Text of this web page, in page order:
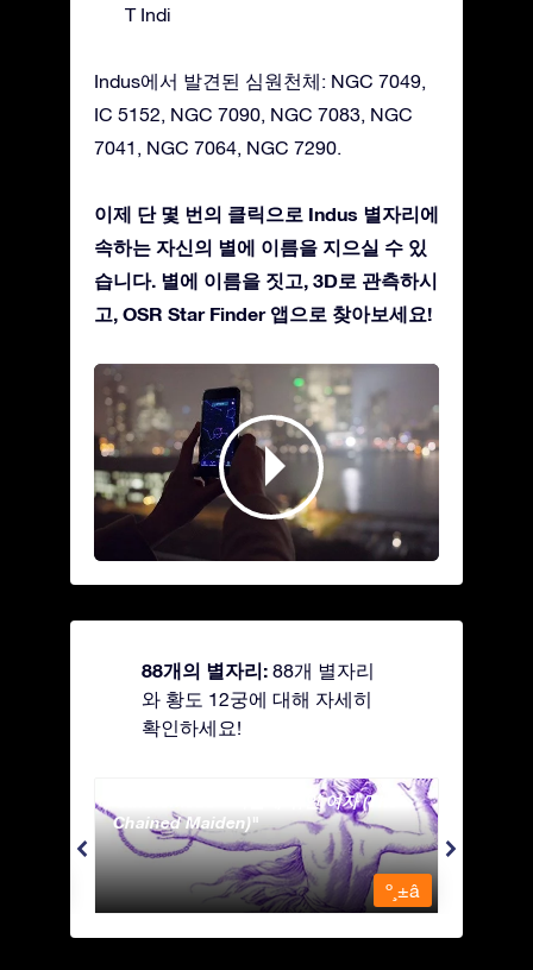
T Indi
Indus에서 발견된 심원천체: NGC 7049,
IC 5152, NGC 7090, NGC 7083, NGC
7041, NGC 7064, NGC 7290.
이제 단 몇 번의 클릭으로 Indus 별자리에
속하는 자신의 별에 이름을 지으실 수 있
습니다. 별에 이름을 짓고, 3D로 관측하시
고, OSR Star Finder 앱으로 찾아보세요!
88개의 별자리: 88개 별자리
와 황도 12궁에 대해 자세히
확인하세요!
Andromeda - 사슬에 묶인 여자 (The
Chained Maiden)
º¸±â